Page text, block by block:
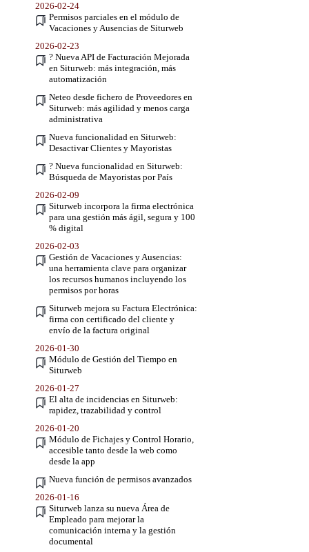
2026-02-24
Permisos parciales en el módulo de
Vacaciones y Ausencias de Siturweb
2026-02-23
? Nueva API de Facturación Mejorada
en Siturweb: más integración, más
automatización
Neteo desde fichero de Proveedores en
Siturweb: más agilidad y menos carga
administrativa
Nueva funcionalidad en Siturweb:
Desactivar Clientes y Mayoristas
? Nueva funcionalidad en Siturweb:
Búsqueda de Mayoristas por País
2026-02-09
Siturweb incorpora la firma electrónica
para una gestión más ágil, segura y 100
% digital
2026-02-03
Gestión de Vacaciones y Ausencias:
una herramienta clave para organizar
los recursos humanos incluyendo los
permisos por horas
Siturweb mejora su Factura Electrónica:
firma con certificado del cliente y
envío de la factura original
2026-01-30
Módulo de Gestión del Tiempo en
Siturweb
2026-01-27
El alta de incidencias en Siturweb:
rapidez, trazabilidad y control
2026-01-20
Módulo de Fichajes y Control Horario,
accesible tanto desde la web como
desde la app
Nueva función de permisos avanzados
2026-01-16
Siturweb lanza su nueva Área de
Empleado para mejorar la
comunicación interna y la gestión
documental